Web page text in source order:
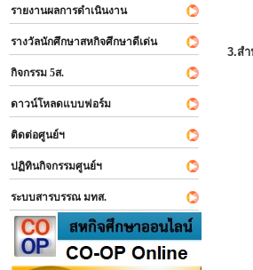
รายงานผลการดำเนินงาน
รางวัลนักศึกษาสหกิจศึกษาดีเด่น
กิจกรรม 5ส.
ดาวน์โหลดแบบฟอร์ม
ติดต่อศูนย์ฯ
ปฏิทินกิจกรรมศูนย์ฯ
ระบบสารบรรณ มทส.
3.ส